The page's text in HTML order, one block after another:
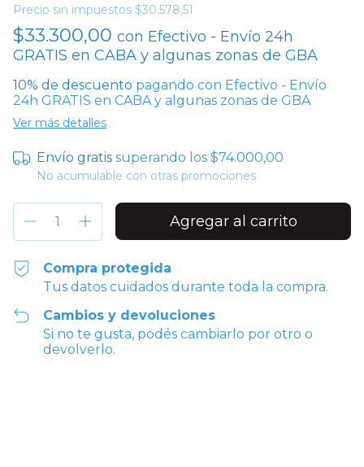
Precio sin impuestos $30.578,51
$33.300,00 con Efectivo - Envío 24h
GRATIS en CABA y algunas zonas de GBA
10% de descuento pagando con Efectivo - Envío
24h GRATIS en CABA y algunas zonas de GBA
Ver más detalles
Envío gratis superando los$74.000,00
No acumulable con otras promociones
Compra protegida
Tus datos cuidados durante toda la compra.
Cambios y devoluciones
Si no te gusta, podés cambiarlo por otro o
devolverlo.